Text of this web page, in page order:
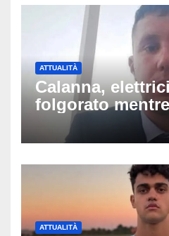
ATTUALITÀ
Calanna,
folgorato
luminarie della
Fabio Calabrò e
ATTUALITÀ